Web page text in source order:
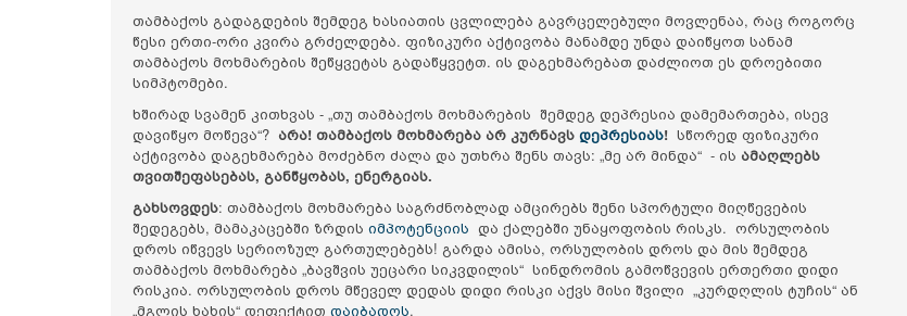
თამბაქოს გადაგდების შემდეგ ხასიათის ცვლილება გავრცელებული მოვლენაა, რაც როგორც
წესი ერთი-ორი კვირა გრძელდება. ფიზიკური აქტივობა მანამდე უნდა დაიწყოთ სანამ
თამბაქოს მოხმარების შეწყვეტას გადაწყვეტთ. ის დაგეხმარებათ დაძლიოთ ეს დროებითი
სიმპტომები.
ხშირად სვამენ კითხვას - „თუ თამბაქოს მოხმარების შემდეგ დეპრესია დამემართება, ისევ
დავიწყო მოწევა“? არა! თამბაქოს მოხმარება არ კურნავს დეპრესიას! სწორედ ფიზიკური
აქტივობა დაგეხმარება მოძებნო ძალა და უთხრა შენს თავს: „მე არ მინდა“ - ის ამაღლებს
თვითშეფასებას, განწყობას, ენერგიას.
გახსოვდეს: თამბაქოს მოხმარება საგრძნობლად ამცირებს შენი სპორტული მიღწევების
შედეგებს, მამაკაცებში ზრდის იმპოტენციის და ქალებში უნაყოფობის რისკს. ორსულობის
დროს იწვევს სერიოზულ გართულებებს! გარდა ამისა, ორსულობის დროს და მის შემდეგ
თამბაქოს მოხმარება „ბავშვის უეცარი სიკვდილის“ სინდრომის გამოწვევის ერთერთი დიდი
რისკია. ორსულობის დროს მწეველ დედას დიდი რისკი აქვს მისი შვილი „კურდღლის ტუჩის“ ან
„მგლის ხახის“ დეფექტით დაიბადოს.